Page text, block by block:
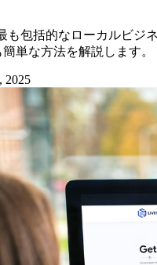
も包括的なローカルビジ
単な方法を解説します。
2025